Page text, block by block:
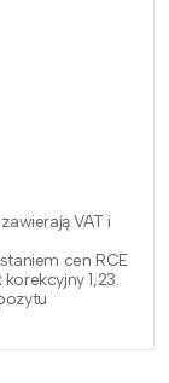
VAT i
cen RCE
1,23.